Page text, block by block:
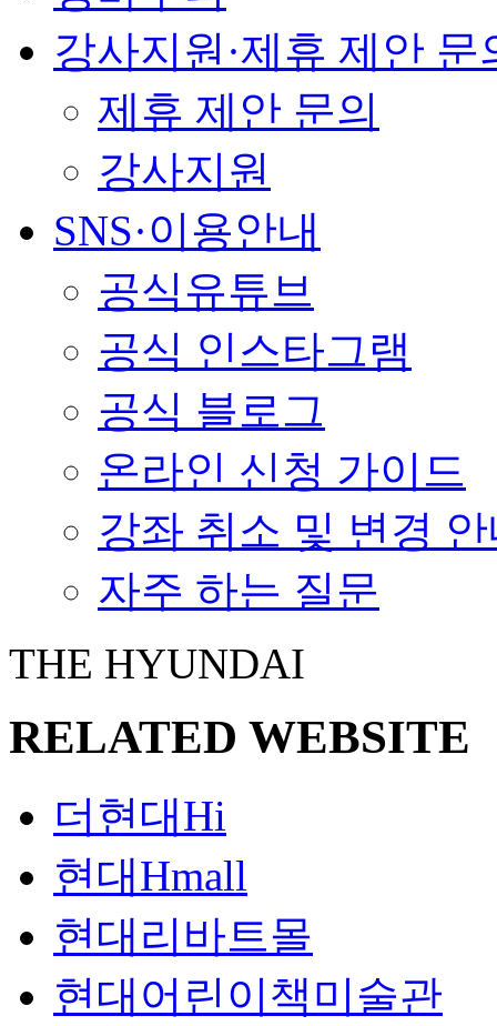
강사지원·제휴 제안 문
제휴 제안 문의
강사지원
SNS·이용안내
공식유튜브
공식 인스타그램
공식 블로그
온라인 신청 가이드
강좌 취소 및 변경
자주 하는 질문
THE HYUNDAI
RELATED WEBSITE
더현대Hi
현대Hmall
현대리바트몰
현대어린이책미술관